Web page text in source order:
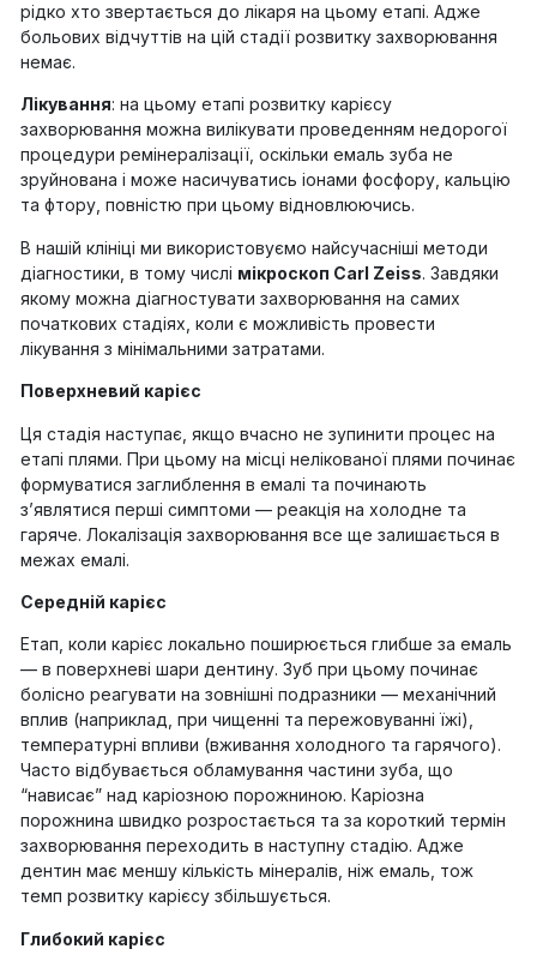
рідко хто звертається до лікаря на цьому етапі. Адже
больових відчуттів на цій стадії розвитку захворювання
немає.
Лікування: на цьому етапі розвитку карієсу
захворювання можна вилікувати проведенням недорогої
процедури ремінералізації, оскільки емаль зуба не
зруйнована і може насичуватись іонами фосфору, кальцію
та фтору, повністю при цьому відновлюючись.
В нашій клініці ми використовуємо найсучасніші методи
діагностики, в тому числі мікроскоп Carl Zeiss. Завдяки
якому можна діагностувати захворювання на самих
початкових стадіях, коли є можливість провести
лікування з мінімальними затратами.
Поверхневий карієс
Ця стадія наступає, якщо вчасно не зупинити процес на
етапі плями. При цьому на місці нелікованої плями починає
формуватися заглиблення в емалі та починають
з’являтися перші симптоми — реакція на холодне та
гаряче. Локалізація захворювання все ще залишається в
межах емалі.
Середній карієс
Етап, коли карієс локально поширюється глибше за емаль
— в поверхневі шари дентину. Зуб при цьому починає
болісно реагувати на зовнішні подразники — механічний
вплив (наприклад, при чищенні та пережовуванні їжі),
температурні впливи (вживання холодного та гарячого).
Часто відбувається обламування частини зуба, що
“нависає” над каріозною порожниною. Каріозна
порожнина швидко розростається та за короткий термін
захворювання переходить в наступну стадію. Адже
дентин має меншу кількість мінералів, ніж емаль, тож
темп розвитку карієсу збільшується.
Глибокий карієс